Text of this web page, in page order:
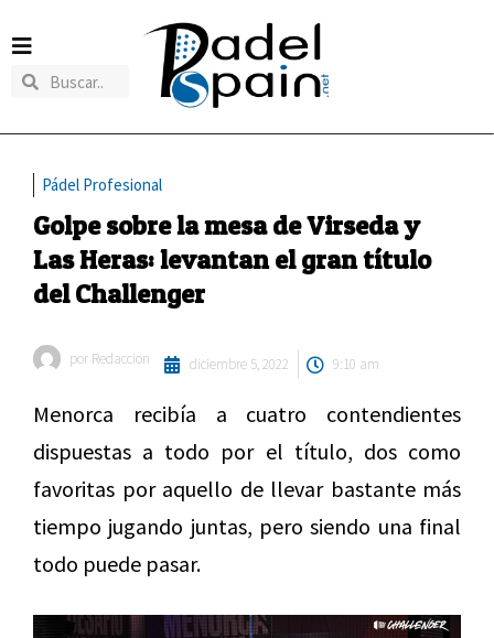
Pádel Profesional
Golpe sobre la mesa de Virseda y
Las Heras: levantan el gran título
del Challenger
por Redaccion diciembre 5, 2022 9:10 am
Menorca recibía a cuatro contendientes
dispuestas a todo por el título, dos como
favoritas por aquello de llevar bastante más
tiempo jugando juntas, pero siendo una final
todo puede pasar.